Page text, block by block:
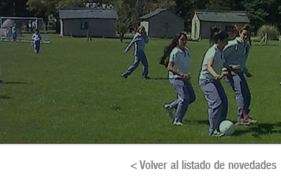
< Volver al listado de novedades